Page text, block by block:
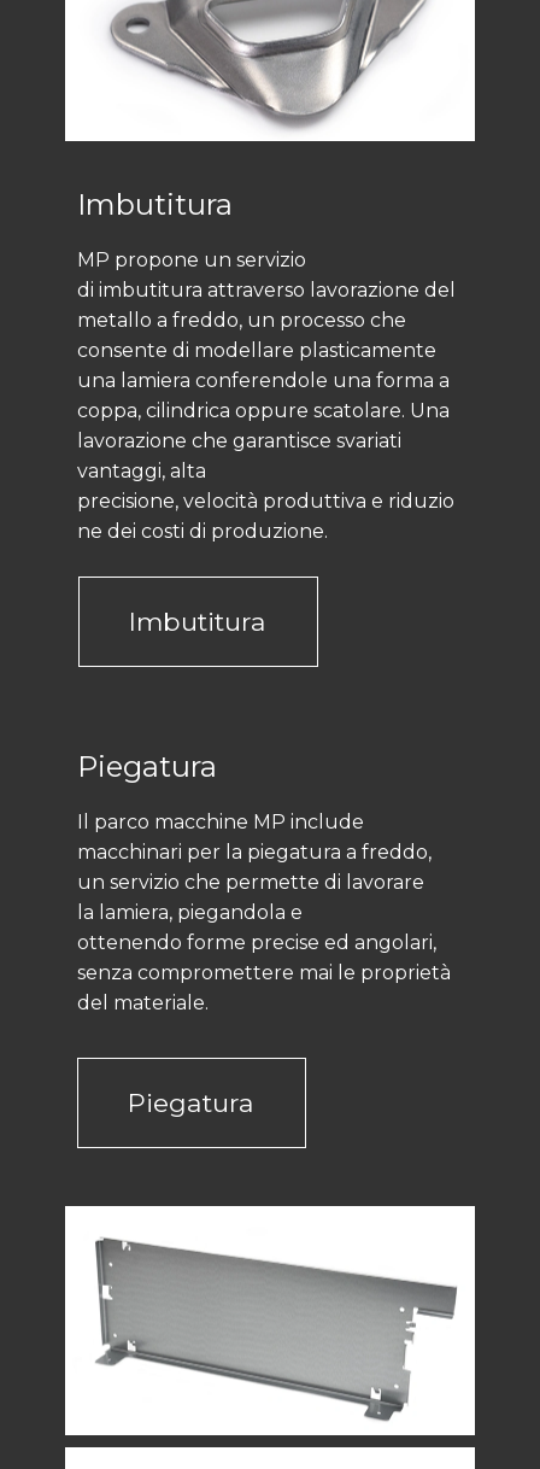
Imbutitura
MP propone un servizio
di imbutitura attraverso lavorazione del
metallo a freddo, un processo che
consente di modellare plasticamente
una lamiera conferendole una forma a
coppa, cilindrica oppure scatolare. Una
lavorazione che garantisce svariati
vantaggi, alta
precisione, velocità produttiva e riduzio
ne dei costi di produzione.
Imbutitura
Piegatura
Il parco macchine MP include
macchinari per la piegatura a freddo,
un servizio che permette di lavorare
la lamiera, piegandola e
ottenendo forme precise ed angolari,
senza compromettere mai le proprietà
del materiale.
Piegatura